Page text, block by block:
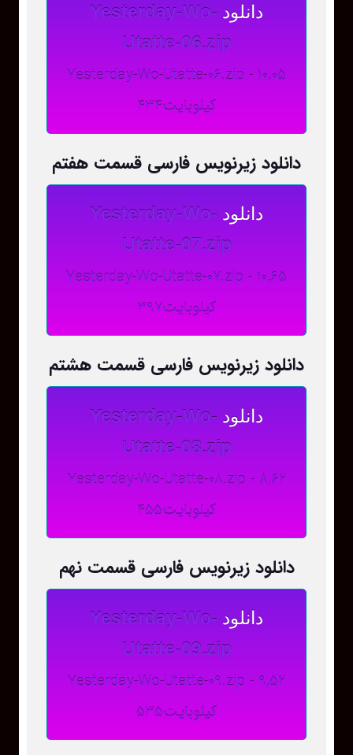
دانلود Yesterday-Wo-
Utatte-06.zip
Yesterday-Wo-Utatte-06.zip - 10,05
کیلوبایت434
دانلود زیرنویس فارسی قسمت هفتم
دانلود Yesterday-Wo-
Utatte-07.zip
Yesterday-Wo-Utatte-07.zip - 10,65
کیلوبایت397
دانلود زیرنویس فارسی قسمت هشتم
دانلود Yesterday-Wo-
Utatte-08.zip
Yesterday-Wo-Utatte-08.zip - 8,62
کیلوبایت455
دانلود زیرنویس فارسی قسمت نهم
دانلود Yesterday-Wo-
Utatte-09.zip
Yesterday-Wo-Utatte-09.zip - 9,52
کیلوبایت535